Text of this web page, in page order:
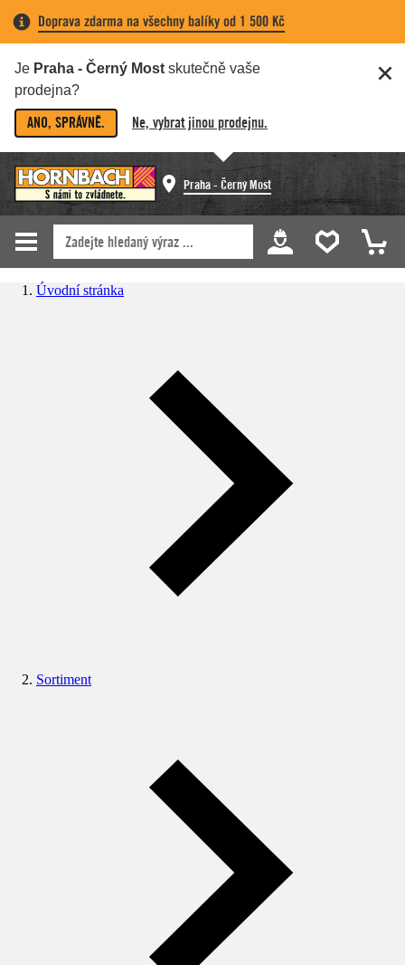
Doprava zdarma na všechny balíky od 1 500 Kč
Je Praha - Černý Most skutečně vaše
prodejna?
ANO, SPRÁVNĚ. Ne, vybrat jinou prodejnu.
Praha - Černý Most
Úvodní stránka
Sortiment